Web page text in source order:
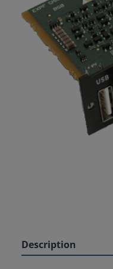
Description